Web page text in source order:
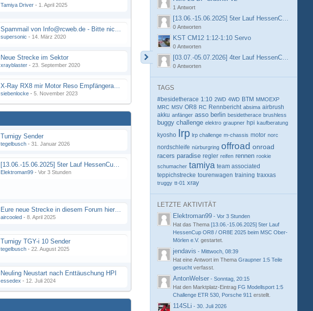
Tamiya Driver - 1. April 2025
Spammail von Info@rcweb.de - Bitte nicht auf den Link klicken
supersonic - 14. März 2020
Neue Strecke im Sektor
xrayblaster - 23. September 2020
X-Ray RX8 mir Motor Reso Empfängerakku
siebenlocke - 5. November 2023
Turnigy Sender
tegelbusch - 31. Januar 2026
[13.06.-15.06.2025] 5ter Lauf HessenCup OR8 / OR8E 2025 beim MSC Ober-Mörlen e.V.
Elektroman99 - Vor 3 Stunden
Eure neue Strecke in diesem Forum hier posten
aircooled - 8. April 2025
Turnigy TGY-i 10 Sender
tegelbusch - 22. August 2025
Neuling Neustart nach Enttäuschung HPI
essedex - 12. Juli 2024
1 Antwort
[13.06.-15.06.2025] 5ter Lauf HessenCup OR8 /
0 Antworten
KST CM12 1:12-1:10 Servo
0 Antworten
[03.07.-05.07.2026] 4ter Lauf HessenCup OR8 /
0 Antworten
TAGS
#besidetherace 1:10 2WD 4WD BTM MMOEXP
MRC MSV OR8 RC Rennbericht absima airbrush
akku anfänger asso berlin besidetherace brushless
buggy challenge elektro graupner hpi kaufberatung
kyosho lrp lrp challenge m-chassis motor norc
nordschleife nürburgring offroad onroad
racers paradise regler reifen rennen rookie
schumacher tamiya team associated
teppichstrecke tourenwagen training traxxas
truggy tt-01 xray
LETZTE AKTIVITÄT
Elektroman99 - Vor 3 Stunden
Hat das Thema [13.06.-15.06.2025] 5ter Lauf
HessenCup OR8 / OR8E 2025 beim MSC Ober-
Mörlen e.V. gestartet.
jendavis - Mittwoch, 08:39
Hat eine Antwort im Thema Graupner 1:5 Teile
gesucht verfasst.
AntonWelser - Sonntag, 20:15
Hat den Marktplatz-Eintrag FG Modellsport 1:5
Challenge ETR 530, Porsche 911 erstellt.
114SLi - 30. Juli 2026